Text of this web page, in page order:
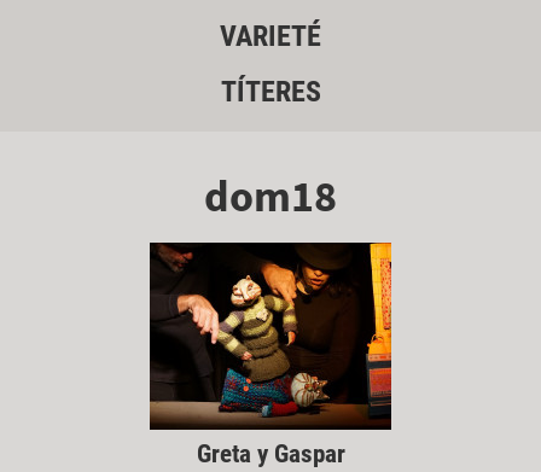
VARIETÉ
TÍTERES
dom18
Greta y Gaspar